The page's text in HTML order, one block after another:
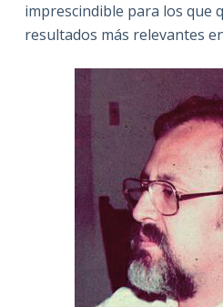
imprescindible para los que
resultados más relevantes